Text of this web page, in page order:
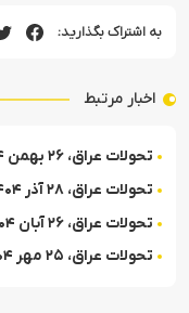
به اشتراک بگذارید:
اخبار مرتبط
تحولات عراق، ۲۶ بهمن ۱۴۰۴
تحولات عراق، ۲۸ آذر ۱۴۰۴
تحولات عراق، ۲۶ آبان ۱۴۰۴
تحولات عراق، ۲۵ مهر ۱۴۰۴